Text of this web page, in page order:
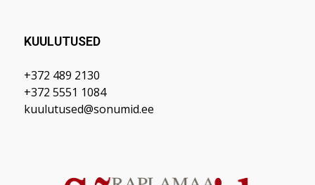
KUULUTUSED
+372 489 2130
+372 5551 1084
kuulutused@sonumid.ee